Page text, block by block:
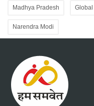
Madhya Pradesh Global
Narendra Modi